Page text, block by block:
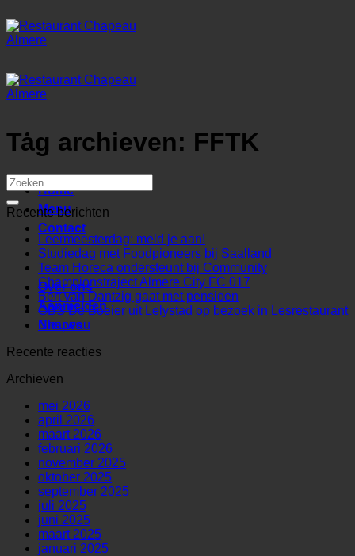
naar
inhoud
Home
Menu
Contact
Over ons
Aanmelden
Nieuws
Tag archieven: FFTK
Recente berichten
Leermeesterdag: meld je aan!
Studiedag met Foodpioneers bij Saalland
Team Horeca ondersteunt bij Community
Championstraject Almere City FC 017
Bert van Dantzig gaat met pensioen
OBS De Boeier uit Lelystad op bezoek in Lesrestaurant
Chapeau
Recente reacties
Archieven
mei 2026
april 2026
maart 2026
februari 2026
november 2025
oktober 2025
september 2025
juli 2025
juni 2025
maart 2025
januari 2025